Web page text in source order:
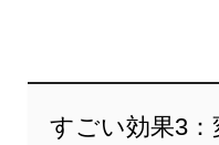
すごい効果3